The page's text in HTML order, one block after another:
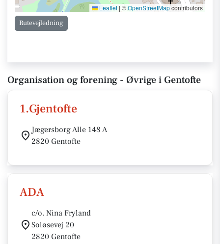
Leaflet | ©OpenStreetMapcontributors
Rutevejledning
Organisation og forening - Øvrige i Gentofte
1.Gjentofte
Jægersborg Alle 148 A
2820 Gentofte
ADA
c/o. Nina Fryland
Soløsevej 20
2820 Gentofte